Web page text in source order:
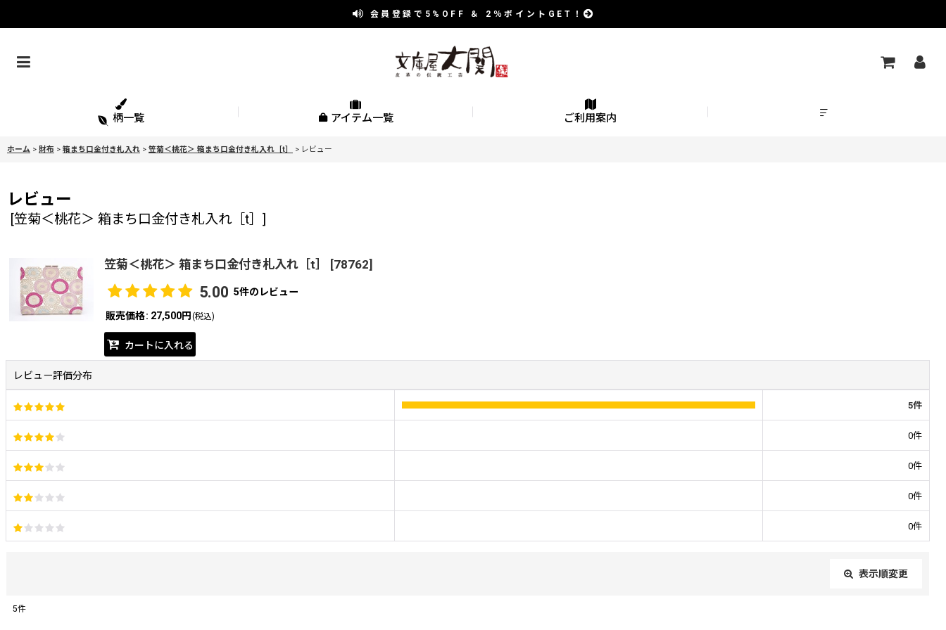
会員登録で 5%OFF ＆ 2％ポイントGET！
柄一覧 アイテム一覧 ご利用案内
ホーム > 財布 > 箱まち口金付き札入れ > 笠菊＜桃花＞ 箱まち口金付き札入れ［t］ > レビュー
レビュー
[笠菊＜桃花＞ 箱まち口金付き札入れ［t］ ]
笠菊＜桃花＞ 箱まち口金付き札入れ［t］ [78762]
5.00 5件のレビュー
販売価格: 27,500円 (税込)
カートに入れる
レビュー評価分布
5件
0件
0件
0件
0件
表示順変更
5件